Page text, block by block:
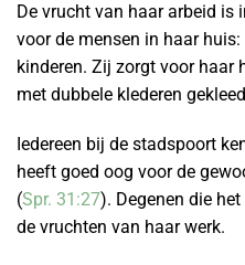
De vrucht van haar arbeid is
voor de mensen in haar
kinderen. Zij zorgt voor haar
met dubbele klederen
Iedereen bij de stadspoort
heeft goed oog voor de
(Spr. 31:27). Degenen die
de vruchten van haar werk.